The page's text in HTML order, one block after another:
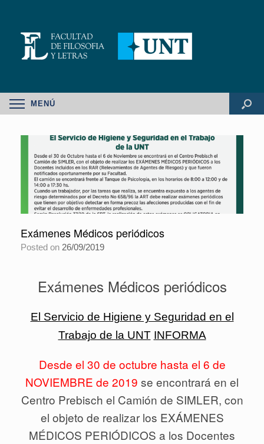
MENÚ
Exámenes Médicos periódicos
Posted on 26/09/2019
Exámenes Médicos periódicos
El Servicio de Higiene y Seguridad en el
Trabajo de la UNT INFORMA
Desde el 30 de octubre hasta el 6 de
NOVIEMBRE de 2019 se encontrará en el
Centro Prebisch el Camión de SIMLER, con
el objeto de realizar los EXÁMENES
MÉDICOS PERIÓDICOS a los Docentes